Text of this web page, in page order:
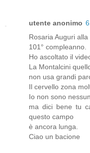
utente anonimo
Rosaria Auguri
101° compleanno.
Ho ascoltato il
La Montalcini
non usa grandi
Il cervello zona
Io non sono
ma dici bene tu
questo campo
è ancora lunga.
Ciao un bacione